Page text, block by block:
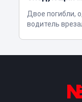
Двое погибли,
водитель